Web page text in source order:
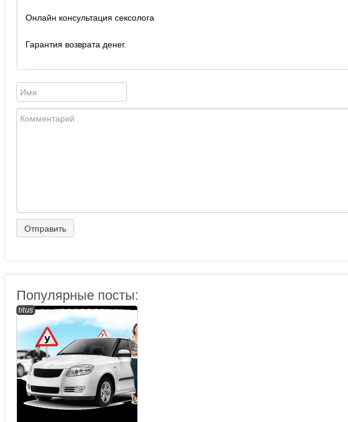
Онлайн консультация сексолога
Гарантия возврата денег.
Популярные посты:
titus